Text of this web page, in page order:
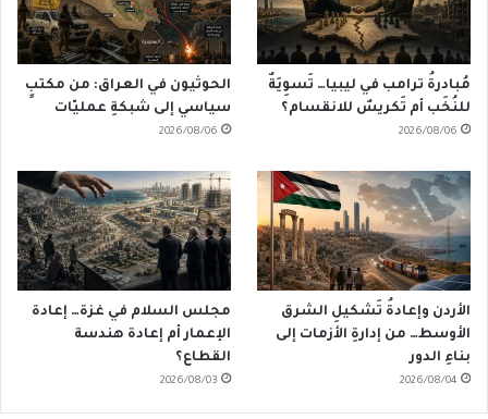
مُبادرةُ ترامب في ليبيا… تَسوِيَةٌ
للنُخَب أم تَكريسٌ للانقسام؟
2026/08/06
الحوثيون في العراق: من مكتبٍ
سياسي إلى شبكةِ عمليّات
2026/08/06
الأردن وإعادةُ تَشكيلِ الشرق
الأوسط… من إدارةِ الأزمات إلى
بناءِ الدور
2026/08/04
مجلس السلام في غزة… إعادة
الإعمار أم إعادة هندسة
القطاع؟
2026/08/03